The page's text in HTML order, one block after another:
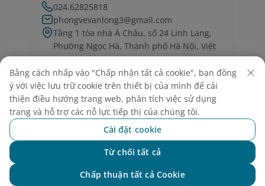
024.62825818
phongvevanlong3@gmail.com
Tầng 1 tòa nhà Á Châu, số 24 Linh Lang,
Phường Ngọc Hà, Thành phố Hà Nội, Việt
Nam
Vtours Việt Nam
0767350350
info@vtours.vn
Phòng 101, Tòa nhà Nhật An, 30D Kim Mã
Thượng, Phường Ngọc Hà, Thành phố Hà
Bằng cách nhấp vào "Chấp nhận tất cả cookie", bạn đồng
ý với việc lưu trữ cookie trên thiết bị của mình để cải
thiện điều hướng trang web, phân tích việc sử dụng
trang và hỗ trợ các nỗ lực tiếp thị của chúng tôi.
Cài đặt cookie
Từ chối tất cả
Chấp thuận tất cả Cookie